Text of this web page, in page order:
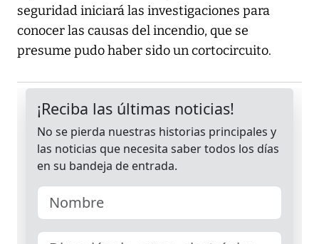
seguridad iniciará las investigaciones para
conocer las causas del incendio, que se
presume pudo haber sido un cortocircuito.